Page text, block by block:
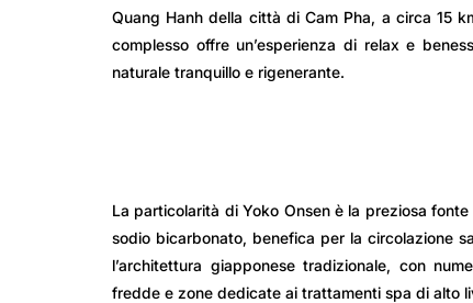
Quang Hanh della città di Cam Pha, a circa 15
complesso offre un’esperienza di relax e
naturale tranquillo e rigenerante.
La particolarità di Yoko Onsen è la preziosa
sodio bicarbonato, benefica per la circolazione
l’architettura giapponese tradizionale, con
fredde e zone dedicate ai trattamenti spa di alto